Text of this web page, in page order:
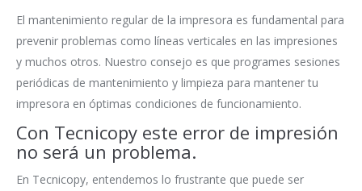
El mantenimiento regular de la impresora es fundamental para
prevenir problemas como líneas verticales en las impresiones
y muchos otros. Nuestro consejo es que programes sesiones
periódicas de mantenimiento y limpieza para mantener tu
impresora en óptimas condiciones de funcionamiento.
Con Tecnicopy este error de impresión
no será un problema.
En Tecnicopy, entendemos lo frustrante que puede ser